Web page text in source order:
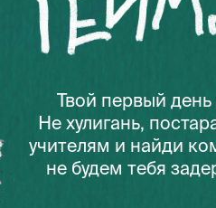
Твой первый день в новой
Не хулигань, постарайся
учителям и найди компанию
не будем тебя задерживать,